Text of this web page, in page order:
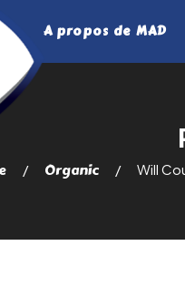
A propos de MAD
Organic Will